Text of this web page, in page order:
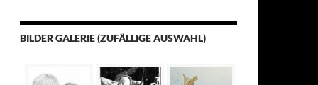
BILDER GALERIE (ZUFÄLLIGE AUSWAHL)